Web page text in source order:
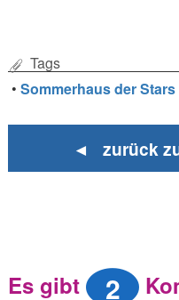
Tags
•Sommerhaus der Stars
◄ zurück
Es gibt 2